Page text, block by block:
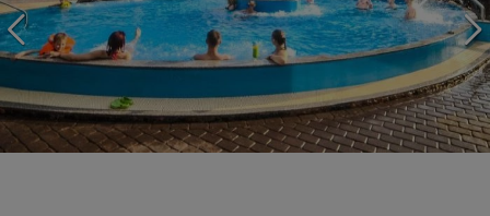
Līdz brīnišķīgai atpūtai atlikuši tikai daži soļi
PĒRKU